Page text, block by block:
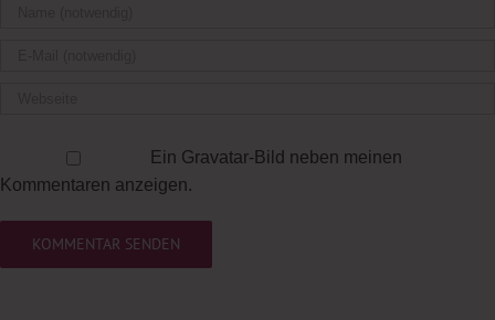
Ein Gravatar-Bild neben meinen
Kommentaren anzeigen.